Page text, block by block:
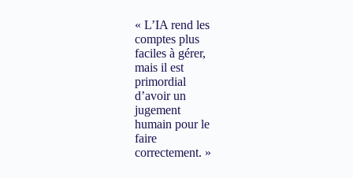
« L’IA rend les
comptes plus
faciles à gérer,
mais il est
primordial
d’avoir un
jugement
humain pour le
faire
correctement. »